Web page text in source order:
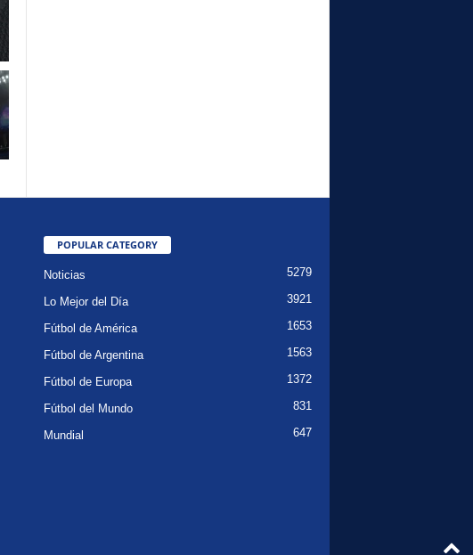
POPULAR CATEGORY
Noticias 5279
Lo Mejor del Día 3921
Fútbol de América 1653
Fútbol de Argentina 1563
Fútbol de Europa 1372
Fútbol del Mundo 831
Mundial 647